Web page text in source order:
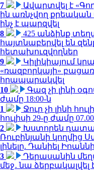
7
Ավարտվել է
ին առնչվող քրեական
ինչ է պարզվել
8
425 անձինք
հայտնաբերվել են
հետախուզվողներ
9
Կիլիկիայում
«ռազբորկայի»
հրապարակվել
10
Գազ չի լինի
ժամը 18:00-ն
1
Ջուր չի լինի
հուլիսի 29-ը ժամը
2
Խստորեն
Ռուբինյանի կողմից
լինելը. Դանիել
3
Դերասանին
մեջ․ նա ձերբակալվել